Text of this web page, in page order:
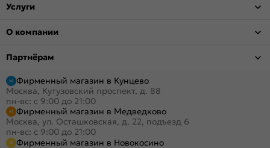
Услуги
О компании
Партнёрам
Фирменный магазин в Кунцево
Москва, Кутузовский проспект, д. 88
пн-вс: с 9:00 до 21:00
Фирменный магазин в Медведково
Москва, ул. Осташковская, д. 22, подъезд 6
пн-вс: с 9:00 до 21:00
Фирменный магазин в Новокосино